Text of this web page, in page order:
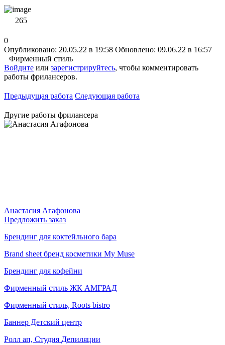
265
0
Опубликовано: 20.05.22 в 19:58 Обновлено: 09.06.22 в 16:57
Фирменный стиль
Войдите или зарегистрируйтесь, чтобы комментировать
работы фрилансеров.
Предыдущая работа Следующая работа
Другие работы фрилансера
Анастасия Агафонова
Предложить заказ
Брендинг для коктейльного бара
Brand sheet бренд косметики My Muse
Брендинг для кофейни
Фирменный стиль ЖК АМГРАД
Фирменный стиль, Roots bistro
Баннер Детский центр
Ролл ап, Студия Депиляции